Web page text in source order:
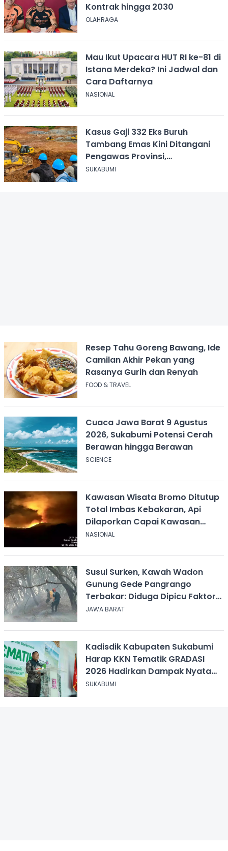
Kontrak hingga 2030
OLAHRAGA
Mau Ikut Upacara HUT RI ke-81 di
Istana Merdeka? Ini Jadwal dan
Cara Daftarnya
NASIONAL
Kasus Gaji 332 Eks Buruh
Tambang Emas Kini Ditangani
Pengawas Provinsi,
Disnakertrans Sukabumi Terus
SUKABUMI
Resep Tahu Goreng Bawang, Ide
Camilan Akhir Pekan yang
Rasanya Gurih dan Renyah
FOOD & TRAVEL
Cuaca Jawa Barat 9 Agustus
2026, Sukabumi Potensi Cerah
Berawan hingga Berawan
SCIENCE
Kawasan Wisata Bromo Ditutup
Total Imbas Kebakaran, Api
Dilaporkan Capai Kawasan
Sabana
NASIONAL
Susul Surken, Kawah Wadon
Gunung Gede Pangrango
Terbakar: Diduga Dipicu Faktor
Alam
JAWA BARAT
Kadisdik Kabupaten Sukabumi
Harap KKN Tematik GRADASI
2026 Hadirkan Dampak Nyata
bagi Masyarakat
SUKABUMI